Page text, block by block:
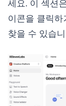
세요. 이 섹션
이콘을 클릭하
찾을 수 있습